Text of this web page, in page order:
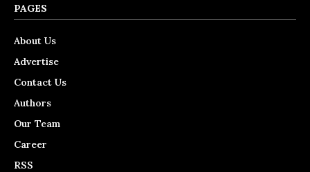
PAGES
About Us
Advertise
Contact Us
Authors
Our Team
Career
RSS